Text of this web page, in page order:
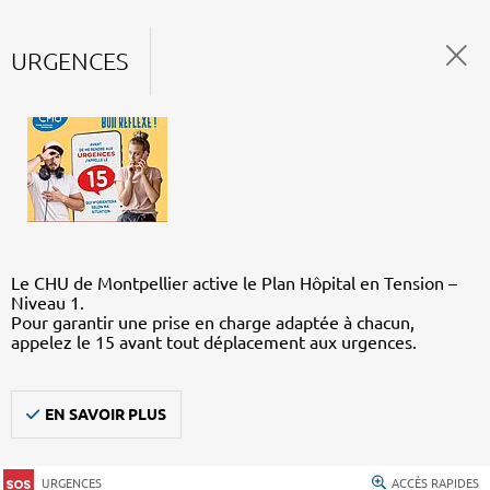
URGENCES
Le CHU de Montpellier active le Plan Hôpital en Tension –
Niveau 1.
Pour garantir une prise en charge adaptée à chacun,
appelez le 15 avant tout déplacement aux urgences.
EN SAVOIR PLUS
URGENCES ACCÈS RAPIDES